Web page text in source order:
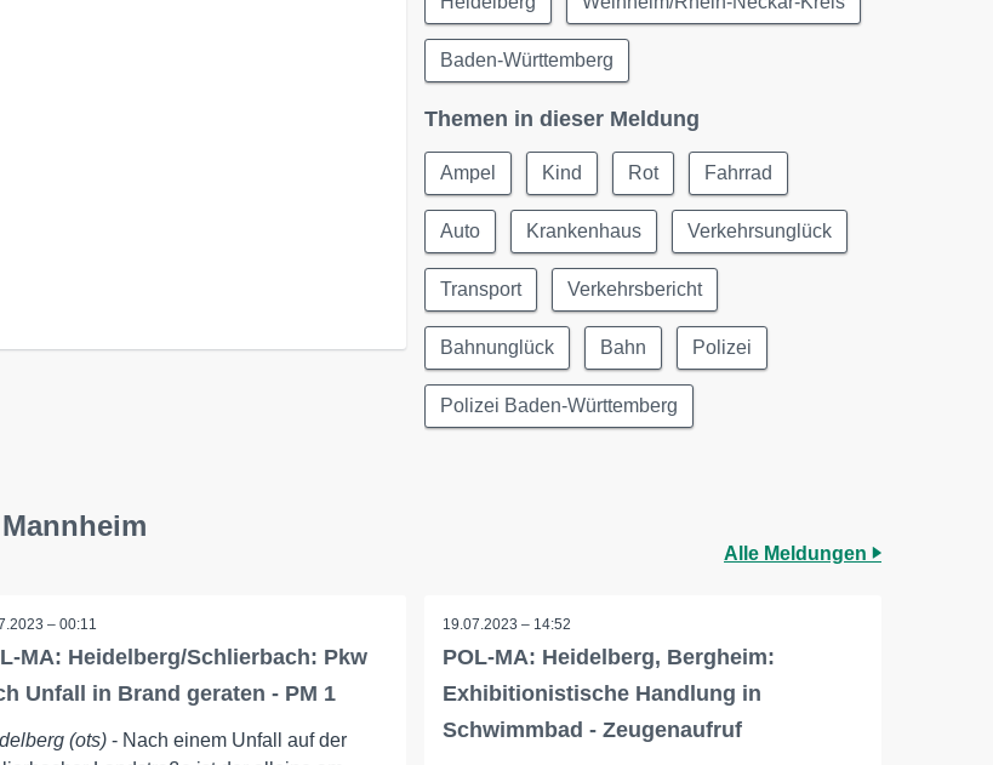
Baden-Württemberg
Themen in dieser Meldung
Ampel Kind Rot Fahrrad
Auto Krankenhaus Verkehrsunglück
Transport Verkehrsbericht
Bahnunglück Bahn Polizei
Polizei Baden-Württemberg
Alle Meldungen
– 00:11
MA: Heidelberg/Schlierbach: Pkw
Unfall in Brand geraten - PM 1
(ots)- Nach einem Unfall auf der
19.07.2023 – 14:52
POL-MA: Heidelberg, Bergheim:
Exhibitionistische Handlung in
Schwimmbad - Zeugenaufruf